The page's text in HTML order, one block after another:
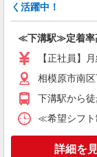
キー
職業紹介
株式会社kotrio /
く活躍中！
≪下溝駅≫定着率
【正社員】
相模原市南
下溝駅から
≪希望シフ
詳細を